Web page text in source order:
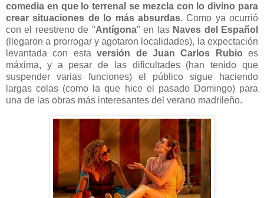
comedia en que lo terrenal se mezcla con lo divino para
crear situaciones de lo más absurdas. Como ya ocurrió
con el reestreno de "Antígona" en las Naves del Español
(llegaron a prorrogar y agotaron localidades), la expectación
levantada con estaversión de Juan Carlos Rubio es
máxima, y a pesar de las dificultades (han tenido que
suspender varias funciones) el público sigue haciendo
largas colas (como la que hice el pasado Domingo) para
una de las obras más interesantes del verano madrileño.